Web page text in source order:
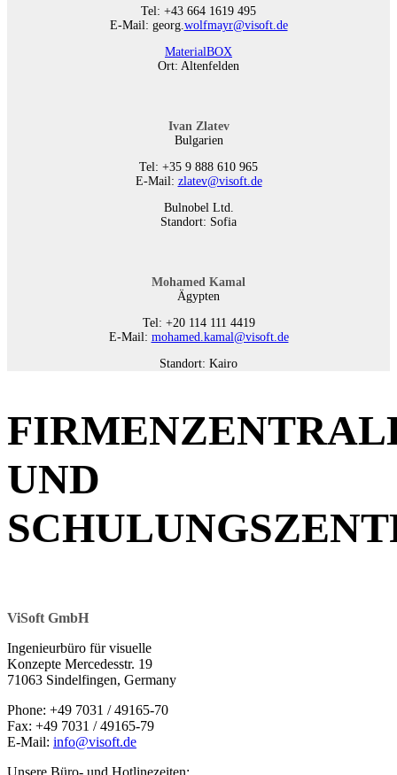
Tel: +43 664 1619 495
E-Mail: georg. wolfmayr@visoft.de
MaterialBOX
Ort: Altenfelden
Ivan Zlatev
Bulgarien
Tel: +35 9 888 610 965
E-Mail: zlatev@visoft.de
Bulnobel Ltd.
Standort: Sofia
Mohamed Kamal
Ägypten
Tel: +20 114 111 4419
E-Mail: mohamed.kamal@visoft.de
Standort: Kairo
UND
ViSoft GmbH
Ingenieurbüro für visuelle
Konzepte Mercedesstr. 19
71063 Sindelfingen, Germany
Phone: +49 7031 / 49165-70
Fax: +49 7031 / 49165-79
E-Mail: info@visoft.de